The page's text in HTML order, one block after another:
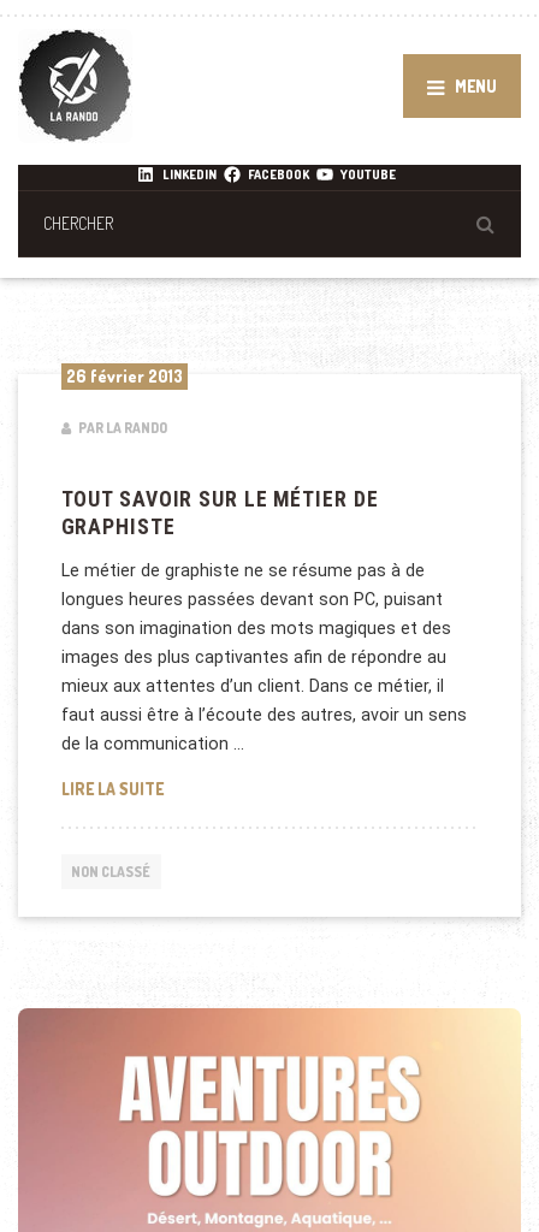
MENU
LINKEDIN FACEBOOK YOUTUBE
26 février 2013
PAR LA RANDO
TOUT SAVOIR SUR LE MÉTIER DE
GRAPHISTE
Le métier de graphiste ne se résume pas à de
longues heures passées devant son PC, puisant
dans son imagination des mots magiques et des
images des plus captivantes afin de répondre au
mieux aux attentes d’un client. Dans ce métier, il
faut aussi être à l’écoute des autres, avoir un sens
de la communication …
LIRE LA SUITETOUT SAVOIR SUR LE MÉTIER DE GRAPHISTE
NON CLASSÉ